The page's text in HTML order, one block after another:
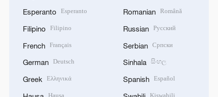
Esperanto Esperanto
Filipino Filipino
French Français
German Deutsch
Greek Ελληνικά
Romanian Română
Russian Русский
Serbian Српски
Sinhala සිංහල
Spanish Español